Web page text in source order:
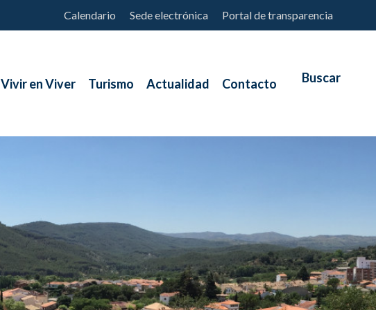
Calendario Sede electrónica Portal de transparencia
Vivir en Viver Turismo Actualidad Contacto